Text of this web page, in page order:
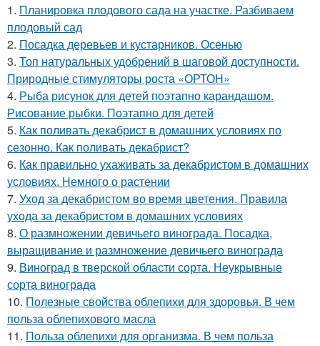
1. Планировка плодового сада на участке. Разбиваем
плодовый сад
2. Посадка деревьев и кустарников. Осенью
3. Топ натуральных удобрений в шаговой доступности.
Природные стимуляторы роста «ОРТОН»
4. Рыба рисунок для детей поэтапно карандашом.
Рисование рыбки. Поэтапно для детей
5. Как поливать декабрист в домашних условиях по
сезонно. Как поливать декабрист?
6. Как правильно ухаживать за декабристом в домашних
условиях. Немного о растении
7. Уход за декабристом во время цветения. Правила
ухода за декабристом в домашних условиях
8. О размножении девичьего винограда. Посадка,
выращивание и размножение девичьего винограда
9. Виноград в тверской области сорта. Неукрывные
сорта винограда
10. Полезные свойства облепихи для здоровья. В чем
польза облепихового масла
11. Польза облепихи для организма. В чем польза